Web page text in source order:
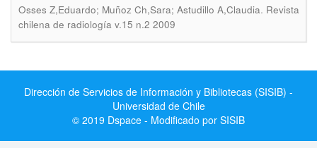
Osses Z,Eduardo; Muñoz Ch,Sara; Astudillo A,Claudia. Revista
chilena de radiología v.15 n.2 2009
Dirección de Servicios de Información y Bibliotecas (SISIB) -
Universidad de Chile
© 2019 Dspace - Modificado por SISIB